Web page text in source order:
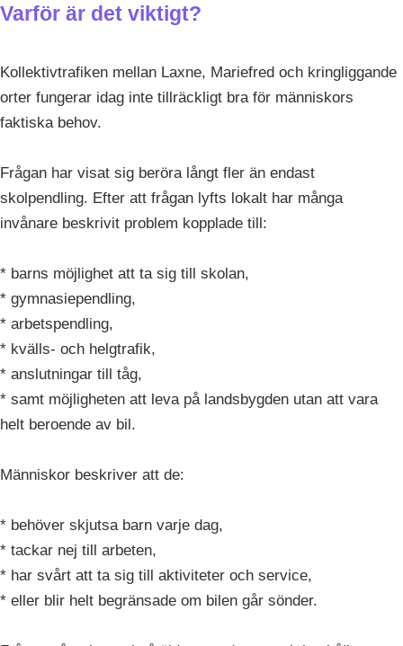
Varför är det viktigt?
Kollektivtrafiken mellan Laxne, Mariefred och kringliggande
orter fungerar idag inte tillräckligt bra för människors
faktiska behov.
Frågan har visat sig beröra långt fler än endast
skolpendling. Efter att frågan lyfts lokalt har många
invånare beskrivit problem kopplade till:
* barns möjlighet att ta sig till skolan,
* gymnasiependling,
* arbetspendling,
* kvälls- och helgtrafik,
* anslutningar till tåg,
* samt möjligheten att leva på landsbygden utan att vara
helt beroende av bil.
Människor beskriver att de:
* behöver skjutsa barn varje dag,
* tackar nej till arbeten,
* har svårt att ta sig till aktiviteter och service,
* eller blir helt begränsade om bilen går sönder.